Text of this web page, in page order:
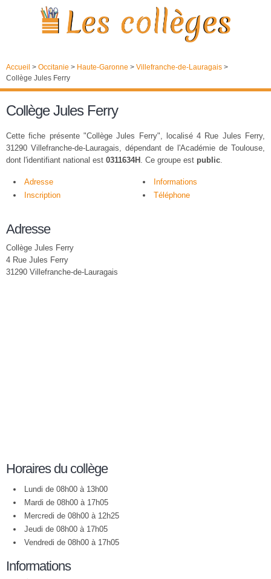
Accueil > Occitanie > Haute-Garonne > Villefranche-de-Lauragais >
Collège Jules Ferry
Collège Jules Ferry
Cette fiche présente "Collège Jules Ferry", localisé 4 Rue Jules Ferry,
31290 Villefranche-de-Lauragais, dépendant de l'Académie de Toulouse,
dont l'identifiant national est 0311634H . Ce groupe est public.
Adresse
Informations
Inscription
Téléphone
Adresse
Collège Jules Ferry
4 Rue Jules Ferry
31290 Villefranche-de-Lauragais
Horaires du collège
Lundi de 08h00 à 13h00
Mardi de 08h00 à 17h05
Mercredi de 08h00 à 12h25
Jeudi de 08h00 à 17h05
Vendredi de 08h00 à 17h05
Informations